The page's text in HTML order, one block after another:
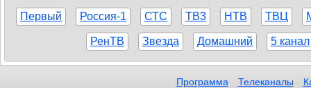
Первый Россия-1 СТС ТВ3 НТВ ТВЦ
РенТВ Звезда Домашний 5 канал
Программа Телеканалы